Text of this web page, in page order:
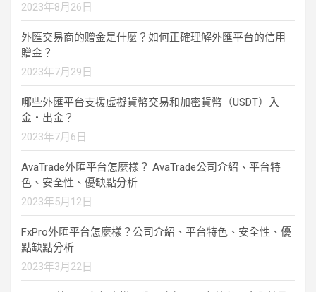
2023年8月26日
外匯交易商的贈金是什麼？如何正確理解外匯平台的信用
贈金？
2023年7月29日
哪些外匯平台支援虛擬貨幣交易和加密貨幣（USDT）入
金・出金？
2023年7月6日
AvaTrade外匯平台怎麼樣？ AvaTrade公司介紹、平台特
色、安全性、優缺點分析
2023年5月12日
FxPro外匯平台怎麼樣？公司介紹、平台特色、安全性、優
點缺點分析
2023年3月22日